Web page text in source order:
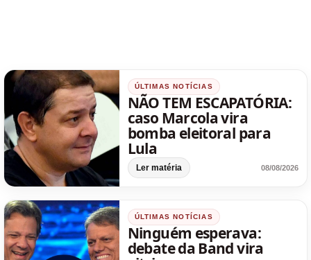
ÚLTIMAS NOTÍCIAS
NÃO TEM ESCAPATÓRIA:
caso Marcola vira
bomba eleitoral para
Lula
Ler matéria 08/08/2026
ÚLTIMAS NOTÍCIAS
Ninguém esperava:
debate da Band vira